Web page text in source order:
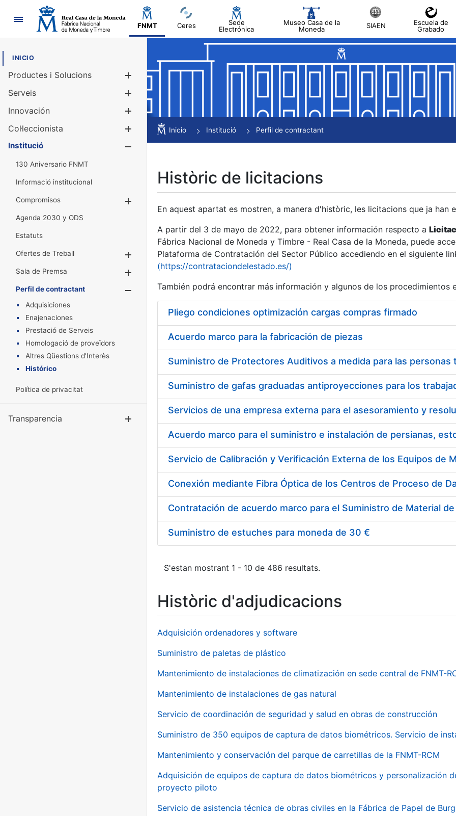
Navegació
FNMT Ceres
Sede
Electrónica
Museo Casa de la
Moneda
SIAEN
Escuela de
Grabado
INICIO
Productes i Solucions
Mostra/Amaga
Serveis
Innovación
Col·leccionista
Mostra/Amaga
Institució
130 Aniversario FNMT
Informació institucional
Compromisos
Agenda 2030 y ODS
Estatuts
Ofertes de Treball
Mostra/Amaga
Sala de Premsa
Mostra/Amaga
Perfil de contractant
Mostra/Amaga
Adquisiciones
Enajenaciones
Prestació de Serveis
Homologació de proveïdors
Altres Qüestions d'Interès
Histórico
Política de privacitat
Transparencia
Inicio Institució Perfil de contractant
Històric de licitacions
En aquest apartat es mostren, a manera d'històric, les licitacions que ja
A partir del 3 de mayo de 2022, para obtener información respecto a
Fábrica Nacional de Moneda y Timbre - Real Casa de la Moneda, puede
Plataforma de Contratación del Sector Público accediendo en el siguiente
(https://contrataciondelestado.es/)
También podrá encontrar más información y algunos de los procedimientos
Pliego condiciones optimización cargas compras firmado
Acuerdo marco para la fabricación de piezas
Acuerdo marco para el suministro e instalación de persianas,
Suministro de estuches para moneda de 30 €
S'estan mostrant 1 - 10 de 486 resultats.
Històric d'adjudicacions
Adquisición ordenadores y software
Suministro de paletas de plástico
Mantenimiento de instalaciones de climatización en sede central de FNMT-
Mantenimiento de instalaciones de gas natural
Servicio de coordinación de seguridad y salud en obras de construcción
Suministro de 350 equipos de captura de datos biométricos. Servicio de
Mantenimiento y conservación del parque de carretillas de la FNMT-RCM
Adquisición de equipos de captura de datos biométricos y personalización
proyecto piloto
Servicio de asistencia técnica de obras civiles en la Fábrica de Papel de